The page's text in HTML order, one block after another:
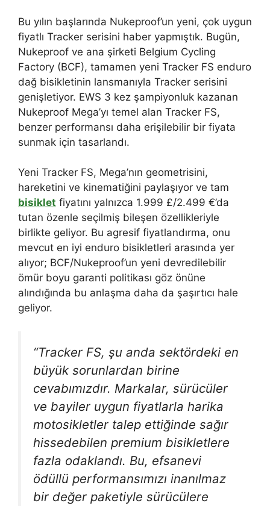
Bu yılın başlarında Nukeproof’un yeni, çok uygun
fiyatlı Tracker serisini haber yapmıştık. Bugün,
Nukeproof ve ana şirketi Belgium Cycling
Factory (BCF), tamamen yeni Tracker FS enduro
dağ bisikletinin lansmanıyla Tracker serisini
genişletiyor. EWS 3 kez şampiyonluk kazanan
Nukeproof Mega’yı temel alan Tracker FS,
benzer performansı daha erişilebilir bir fiyata
sunmak için tasarlandı.
Yeni Tracker FS, Mega’nın geometrisini,
hareketini ve kinematiğini paylaşıyor ve tam
bisiklet fiyatını yalnızca 1.999 £/2.499 €’da
tutan özenle seçilmiş bileşen özellikleriyle
birlikte geliyor. Bu agresif fiyatlandırma, onu
mevcut en iyi enduro bisikletleri arasında yer
alıyor; BCF/Nukeproof’un yeni devredilebilir
ömür boyu garanti politikası göz önüne
alındığında bu anlaşma daha da şaşırtıcı hale
geliyor.
“Tracker FS, şu anda sektördeki en
büyük sorunlardan birine
cevabımızdır. Markalar, sürücüler
ve bayiler uygun fiyatlarla harika
motosikletler talep ettiğinde sağır
hissedebilen premium bisikletlere
fazla odaklandı. Bu, efsanevi
ödüllü performansımızı inanılmaz
bir değer paketiyle sürücülere